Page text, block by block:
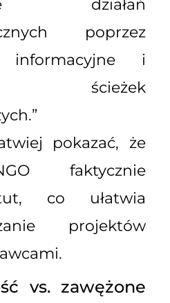
działań
poprzez
informacyjne i
ścieżek
pokazać, że
faktycznie
co ułatwia
projektów
vs. zawężone